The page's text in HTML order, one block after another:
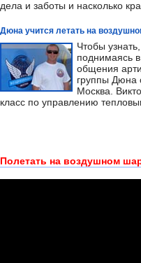
дела и заботы и насколько
Дюна учится летать на
Чтобы
поднимаясь
общения
группы Дюна
Москва.
класс по управлению
Полетать на воздушном